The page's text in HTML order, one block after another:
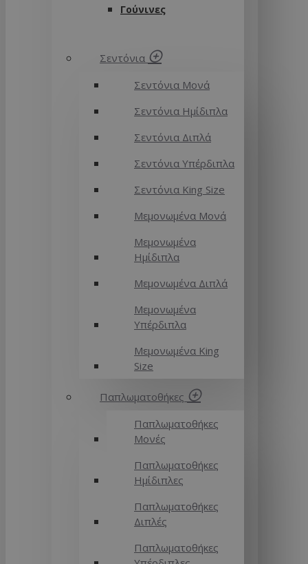
Γούνινες
Σεντόνια
Σεντόνια Μονά
Σεντόνια Ημίδιπλα
Σεντόνια Διπλά
Σεντόνια Υπέρδιπλα
Σεντόνια King Size
Μεμονωμένα Μονά
Μεμονωμένα
Ημίδιπλα
Μεμονωμένα Διπλά
Μεμονωμένα
Υπέρδιπλα
Μεμονωμένα King
Size
Παπλωματοθήκες
Παπλωματοθήκες
Μονές
Παπλωματοθήκες
Ημίδιπλες
Παπλωματοθήκες
Διπλές
Παπλωματοθήκες